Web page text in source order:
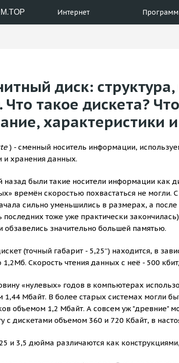
Интернет
диск:
Что такое дискета?
характеристики
) - сменный носитель информации,
и хранения данных.
назад были такие носители информации как
времён скоростью похвастаться не могли.
сильно уменьшились в размерах, а
тоже уже практически
обзавелись значительно большей памятью.
(точный габарит - 5,25’’) находится, в
Скорость чтения данных с неё - 500
«нулевых» годов в компьютерах
1,44 Мбайт. В более старых системах могли
объемом 1,2 Мбайт. А совсем уж "древние"
с дискетами объемом 360 и 720 Кбайт, в
и 3,5 дюйма различаются как